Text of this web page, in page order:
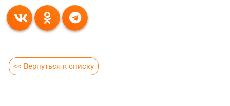
<< Вернуться к списку